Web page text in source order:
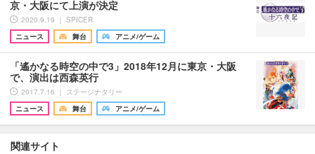
京・大阪にて上演が決定
2020.9.19 ｜ SPICER
ニュース
舞台 アニメ/ゲーム
「遙かなる時空の中で3」2018年12月に東京・大阪
で、演出は西森英行
2017.7.16 ｜ ステージナタリー
ニュース
舞台 アニメ/ゲーム
関連サイト